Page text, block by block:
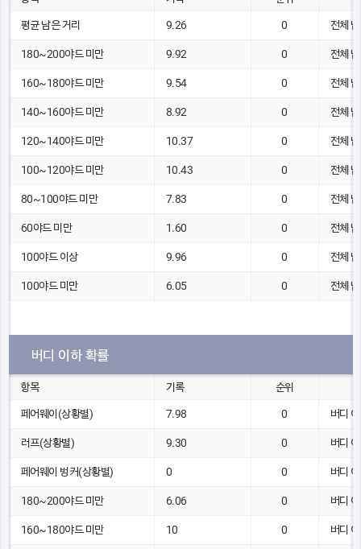
평균 남은 거리 9.26 0 전체
180~200야드 미만 9.92 0 전체
160~180야드 미만 9.54 0 전체
140~160야드 미만 8.92 0 전체
120~140야드 미만 10.37 0 전체
100~120야드 미만 10.43 0 전체
80~100야드 미만 7.83 0 전체
60야드 미만 1.60 0 전체
100야드 이상 9.96 0 전체
100야드 미만 6.05 0 전체
버디 이하 확률
항목 기록 순위
페어웨이(상황별) 7.98 0 버디
러프(상황별) 9.30 0 버디
페어웨이 벙커(상황별) 0 0 버디
180~200야드 미만 6.06 0 버디
160~180야드 미만 10 0 버디